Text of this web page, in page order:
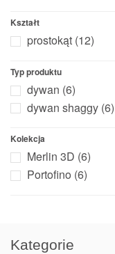
Kształt
prostokąt (12)
Typ produktu
dywan (6)
dywan shaggy (6)
Kolekcja
Merlin 3D (6)
Portofino (6)
Kategorie